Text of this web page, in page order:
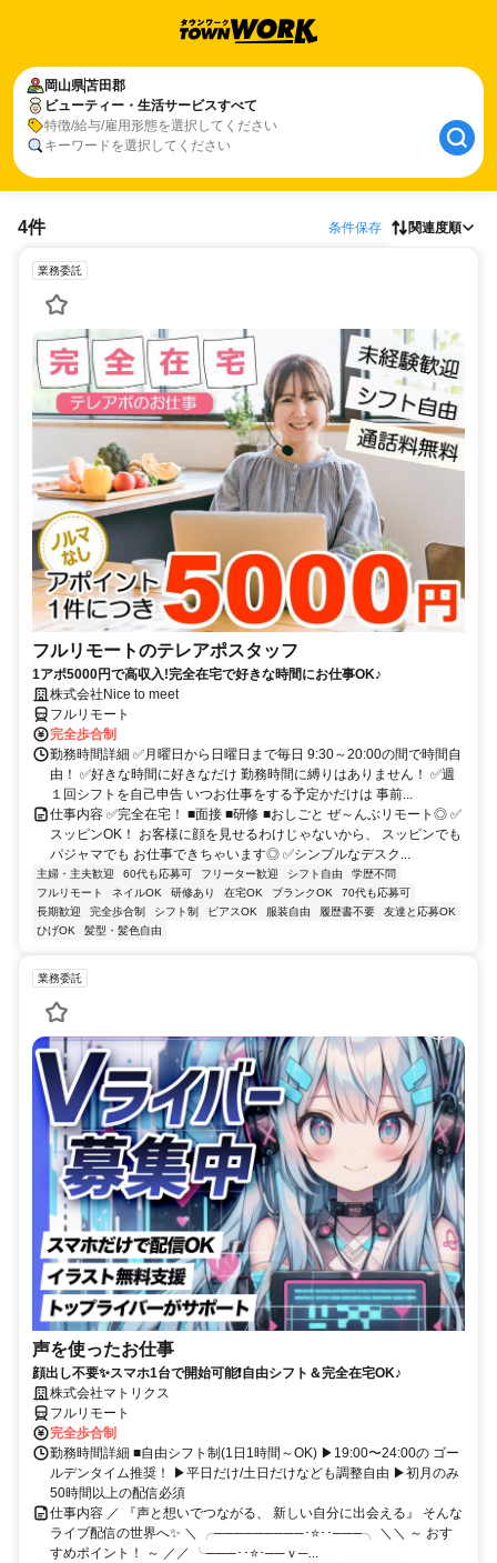
岡山県苫田郡
ビューティー・生活サービスすべて
特徴/給与/雇用形態を選択してください
キーワードを選択してください
4件 条件保存 関連度順
業務委託
フルリモートのテレアポスタッフ
1アポ5000円で高収入!完全在宅で好きな時間にお仕事OK♪
株式会社Nice to meet
フルリモート
完全歩合制
勤務時間詳細 ✅月曜日から日曜日まで毎日 9:30～20:00の間で時間自
由！ ✅好きな時間に好きなだけ 勤務時間に縛りはありません！ ✅週
１回シフトを自己申告 いつお仕事をする予定かだけは 事前...
仕事内容 ✅完全在宅！ ■面接 ■研修 ■おしごと ぜ～んぶリモート◎ ✅
スッピンOK！ お客様に顔を見せるわけじゃないから、 スッピンでも
パジャマでも お仕事できちゃいます◎ ✅シンプルなデスク...
主婦・主夫歓迎 60代も応募可 フリーター歓迎 シフト自由
学歴不問
フルリモート
ネイルOK 研修あり 在宅OK ブランクOK
70代も応募可
長期歓迎
完全歩合制 シフト制 ピアスOK 服装自由 履歴書不要
友達と応募OK
ひげOK
髪型・髪色自由
業務委託
声を使ったお仕事
顔出し不要✨スマホ1台で開始可能❗自由シフト＆完全在宅OK♪
株式会社マトリクス
フルリモート
完全歩合制
勤務時間詳細 ■自由シフト制(1日1時間～OK) ▶19:00〜24:00の ゴー
ルデンタイム推奨！ ▶平日だけ/土日だけなども調整自由 ▶初月のみ
50時間以上の配信必須
仕事内容 ／ 『声と想いでつながる、 新しい自分に出会える』 そんな
ライブ配信の世界へ✨ ＼ ╭─────────･⭐･･───╮ ＼＼ ～ おす
すめポイント！ ～ ／／ ╰───･･⭐･──ｖ─...